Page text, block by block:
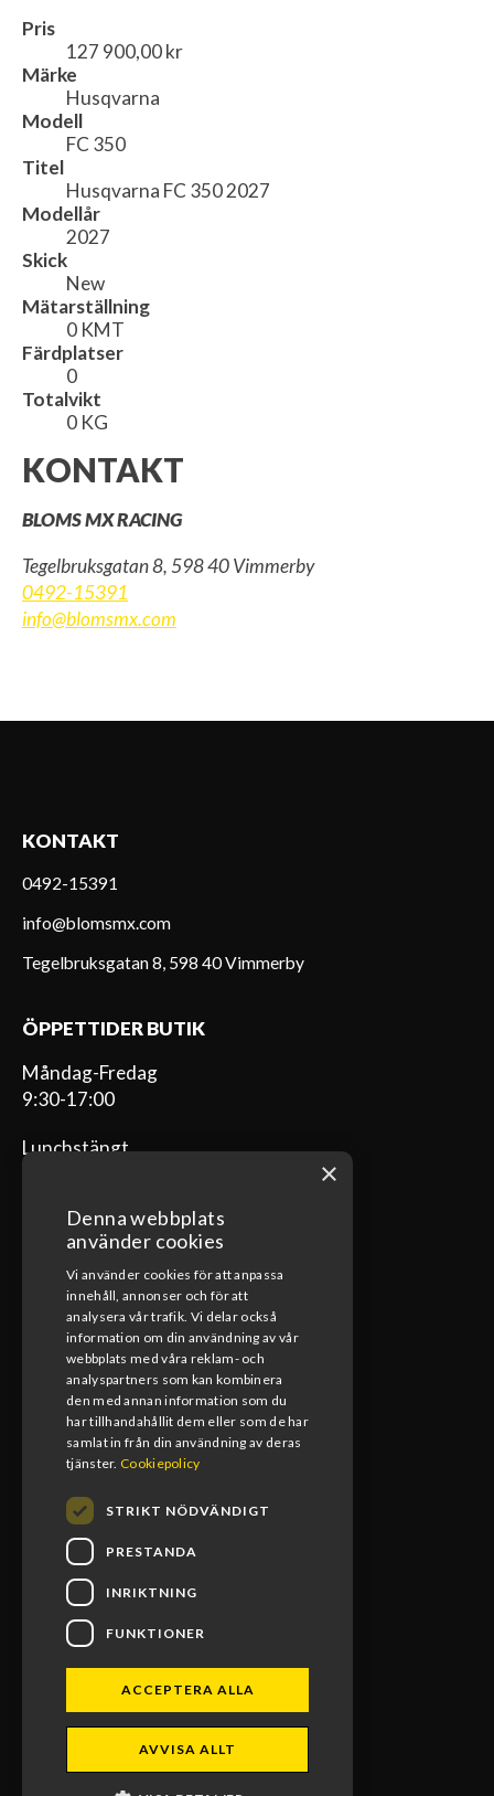
Pris
127 900,00 kr
Märke
Husqvarna
Modell
FC 350
Titel
Husqvarna FC 350 2027
Modellår
2027
Skick
New
Mätarställning
0 KMT
Färdplatser
0
Totalvikt
0 KG
KONTAKT
BLOMS MX RACING
Tegelbruksgatan 8, 598 40 Vimmerby
0492-15391
info@blomsmx.com
KONTAKT
0492-15391
info@blomsmx.com
Tegelbruksgatan 8, 598 40 Vimmerby
ÖPPETTIDER BUTIK
Måndag-Fredag
9:30-17:00
Lunchstängt
ÖPPETTIDER VERKSTAD
Måndag-Fredag
08:00-17:00
Lunchstängt
12:00-13:00
×
Denna webbplats
använder cookies
Vi använder cookies för att anpassa
innehåll, annonser och för att
analysera vår trafik. Vi delar också
information om din användning av vår
webbplats med våra reklam- och
analyspartners som kan kombinera
den med annan information som du
har tillhandahållit dem eller som de har
samlat in från din användning av deras
tjänster. Cookiepolicy
STRIKT NÖDVÄNDIGT
PRESTANDA
INRIKTNING
FUNKTIONER
ACCEPTERA ALLA
AVVISA ALLT